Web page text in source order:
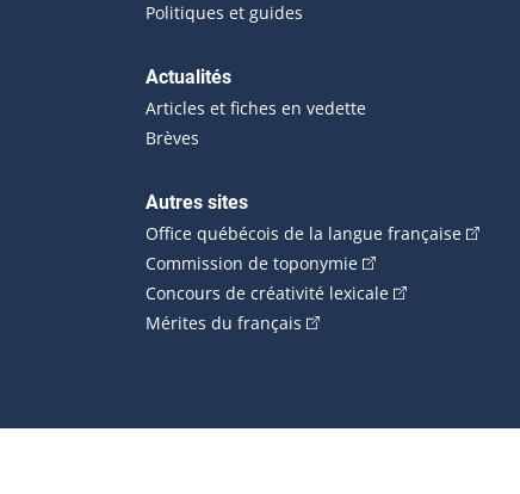
Politiques et guides
Actualités
Articles et fiches en vedette
Brèves
Autres sites
Office québécois de la langue française(Cet
Commission de toponymie(Cet hyperlien
Concours de créativité lexicale(Cet hyperlien
Mérites du français (Cet hyperlien externe